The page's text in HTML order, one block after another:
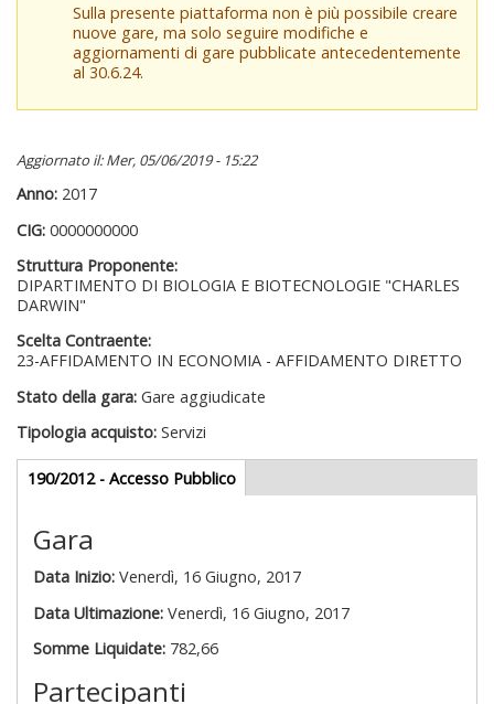
Sulla presente piattaforma non è più possibile creare
nuove gare, ma solo seguire modifiche e
aggiornamenti di gare pubblicate antecedentemente
al 30.6.24.
Aggiornato il: Mer, 05/06/2019 - 15:22
Anno: 2017
CIG: 0000000000
Struttura Proponente:
DIPARTIMENTO DI BIOLOGIA E BIOTECNOLOGIE "CHARLES
DARWIN"
Scelta Contraente:
23-AFFIDAMENTO IN ECONOMIA - AFFIDAMENTO DIRETTO
Stato della gara: Gare aggiudicate
Tipologia acquisto: Servizi
Gare appalti
190/2012 - Accesso Pubblico(scheda
attiva)
Gara
Data Inizio:Venerdì, 16 Giugno, 2017
Data Ultimazione:Venerdì, 16 Giugno, 2017
Somme Liquidate: 782,66
Partecipanti